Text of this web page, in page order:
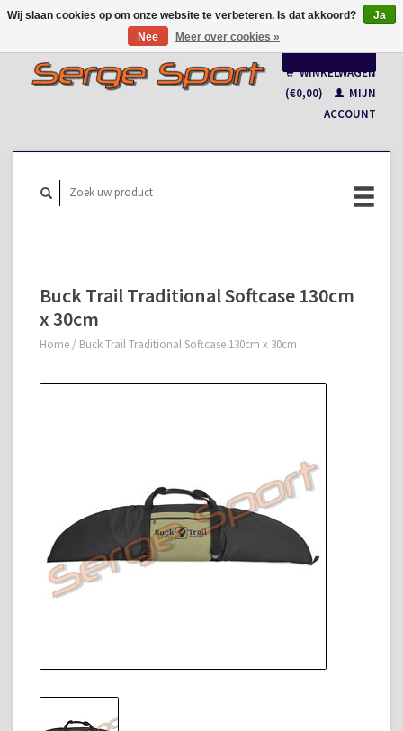
Français
WINKELWAGEN
(€0,00)
MIJN
ACCOUNT
Buck Trail Traditional Softcase 130cm
x 30cm
Home / Buck Trail Traditional Softcase 130cm x 30cm
Wij slaan cookies op om onze website te verbeteren. Is dat akkoord?
Ja
Nee
Meer over cookies »